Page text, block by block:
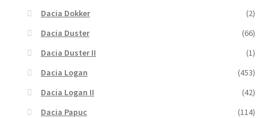
Dacia Dokker
(2)
Dacia Duster
(66)
Dacia Duster II
(1)
Dacia Logan
(453)
Dacia Logan II
(42)
Dacia Papuc
(114)